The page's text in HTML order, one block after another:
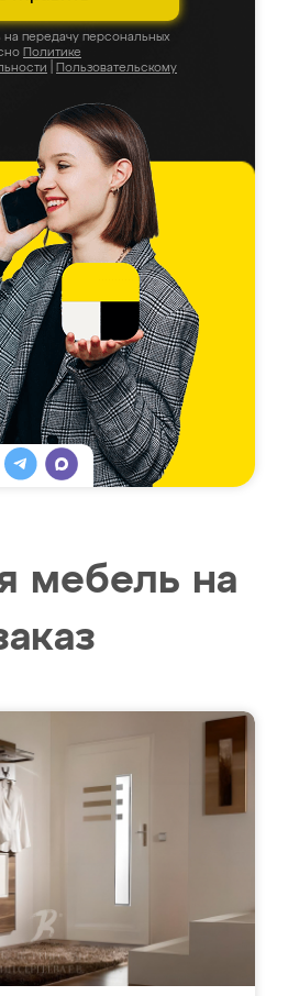
передачу персональных
Политике
Пользовательскому
мебель на